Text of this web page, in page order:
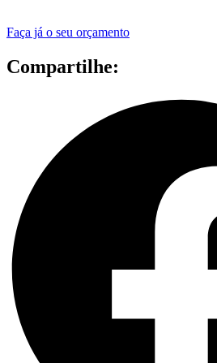
Faça já o seu orçamento
Compartilhe: